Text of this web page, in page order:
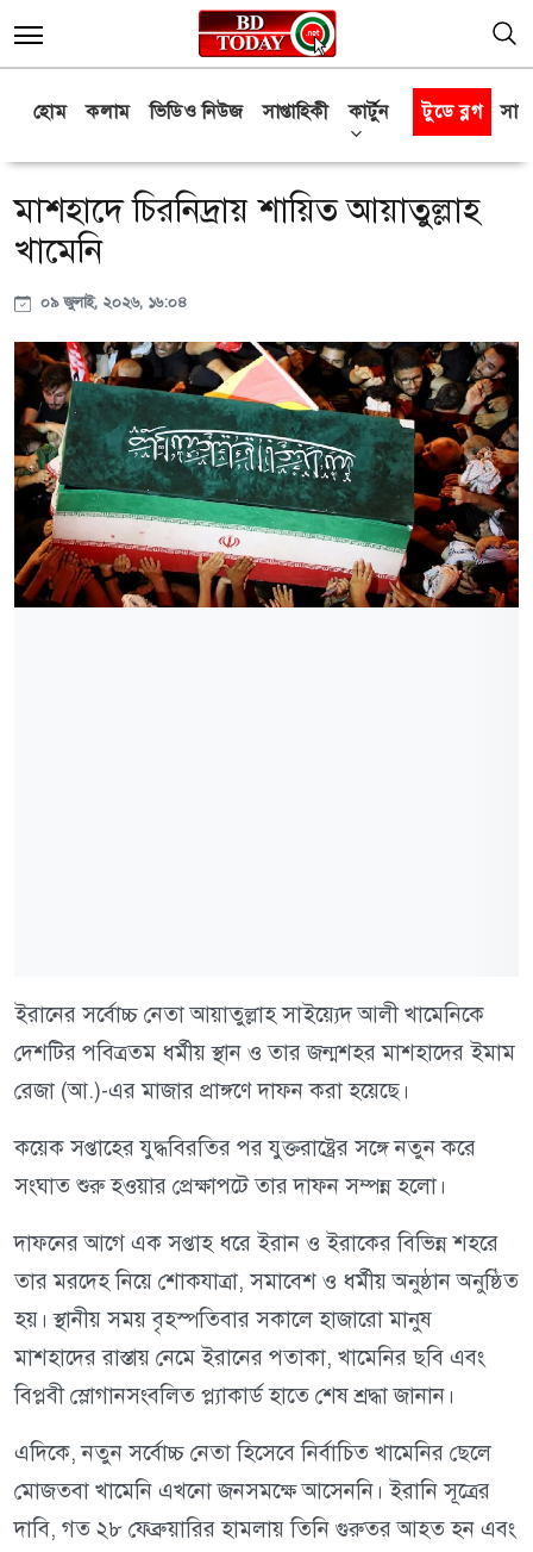
হোম কলাম ভিডিও নিউজ সাপ্তাহিকী কার্টুন টুডে ব্লগ
মাশহাদে চিরনিদ্রায় শায়িত আয়াতুল্লাহ
খামেনি
০৯ জুলাই, ২০২৬, ১৬:০৪
ইরানের সর্বোচ্চ নেতা আয়াতুল্লাহ সাইয়্যেদ আলী খামেনিকে
দেশটির পবিত্রতম ধর্মীয় স্থান ও তার জন্মশহর মাশহাদের ইমাম
রেজা (আ.)-এর মাজার প্রাঙ্গণে দাফন করা হয়েছে।
কয়েক সপ্তাহের যুদ্ধবিরতির পর যুক্তরাষ্ট্রের সঙ্গে নতুন করে
সংঘাত শুরু হওয়ার প্রেক্ষাপটে তার দাফন সম্পন্ন হলো।
দাফনের আগে এক সপ্তাহ ধরে ইরান ও ইরাকের বিভিন্ন শহরে
তার মরদেহ নিয়ে শোকযাত্রা, সমাবেশ ও ধর্মীয় অনুষ্ঠান অনুষ্ঠিত
হয়। স্থানীয় সময় বৃহস্পতিবার সকালে হাজারো মানুষ
মাশহাদের রাস্তায় নেমে ইরানের পতাকা, খামেনির ছবি এবং
বিপ্লবী স্লোগানসংবলিত প্ল্যাকার্ড হাতে শেষ শ্রদ্ধা জানান।
এদিকে, নতুন সর্বোচ্চ নেতা হিসেবে নির্বাচিত খামেনির ছেলে
মোজতবা খামেনি এখনো জনসমক্ষে আসেননি। ইরানি সূত্রের
দাবি, গত ২৮ ফেব্রুয়ারির হামলায় তিনি গুরুতর আহত হন এবং